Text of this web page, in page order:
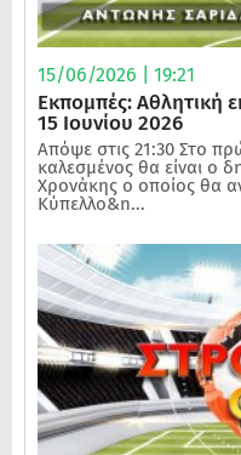
15/06/2026 | 19:21
Εκπομπές: Αθλητική
15 Ιουνίου 2026
Απόψε στις 21:30 Στο
καλεσμένος θα είναι ο
Χρονάκης ο οποίος θα
Κύπελλο&n...